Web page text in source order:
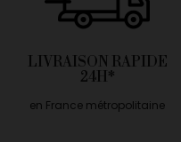
LIVRAISON RAPIDE
24H*
en France métropolitaine